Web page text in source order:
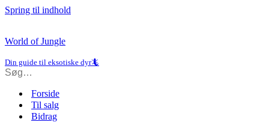
Spring til indhold
World of Jungle
Din guide til eksotiske dyr🦎
Forside
Til salg
Bidrag